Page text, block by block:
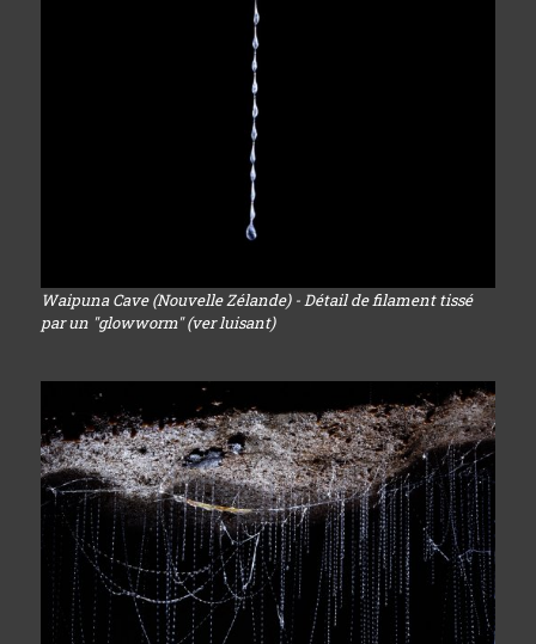
Waipuna Cave (Nouvelle Zélande) - Détail de filament tissé
par un "glowworm" (ver luisant)